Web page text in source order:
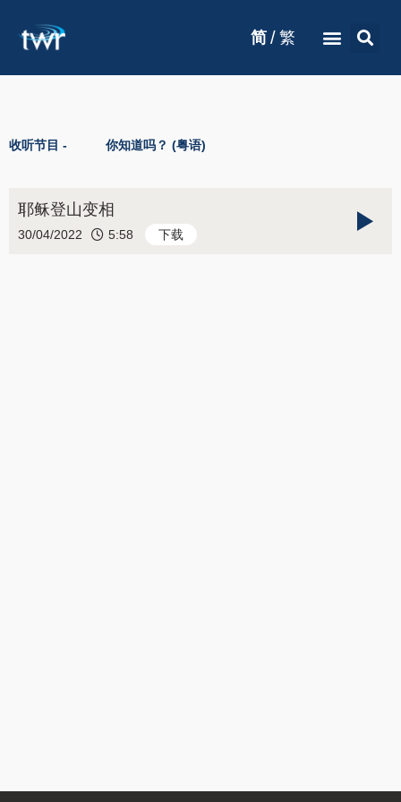
简 / 繁
收听节目 - 你知道吗？ (粤语)
耶稣登山变相
30/04/2022 5:58 下载